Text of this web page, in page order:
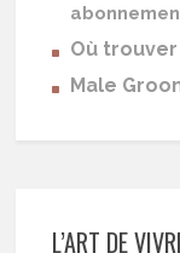
Où
Male
L’ART DE